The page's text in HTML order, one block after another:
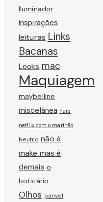
Iluminador
inspirações
leituras Links
Bacanas
Looks mac
Maquiagem
maybelline
miscelânea nars
netflix com o marinão
Neutro não é
make mas é
demais o
boticário
Olhos panvel